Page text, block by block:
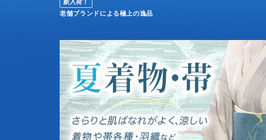
新入荷！
老舗ブランドによる極上の逸品